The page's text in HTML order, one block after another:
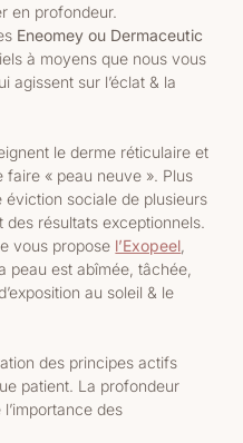
en profondeur.
Eneomey ou Dermaceutic
à moyens que nous vous
agissent sur l’éclat & la
le derme réticulaire et
faire « peau neuve ». Plus
sociale de plusieurs
résultats exceptionnels.
vous propose l’Exopeel
peau est abîmée, tâchée,
au soleil & le
des principes actifs
patient. La profondeur
des